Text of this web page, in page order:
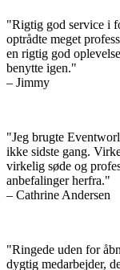
"Rigtig god service i
optrådte meget
en rigtig god
benytte igen."
– Jimmy
"Jeg brugte
ikke sidste gang.
virkelig søde og
anbefalinger herfra."
– Cathrine Andersen
"Ringede uden for
dygtig medarbejder,